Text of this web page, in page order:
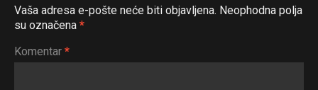
Vaša adresa e-pošte neće biti objavljena. Neophodna polja
su označena *
Komentar *